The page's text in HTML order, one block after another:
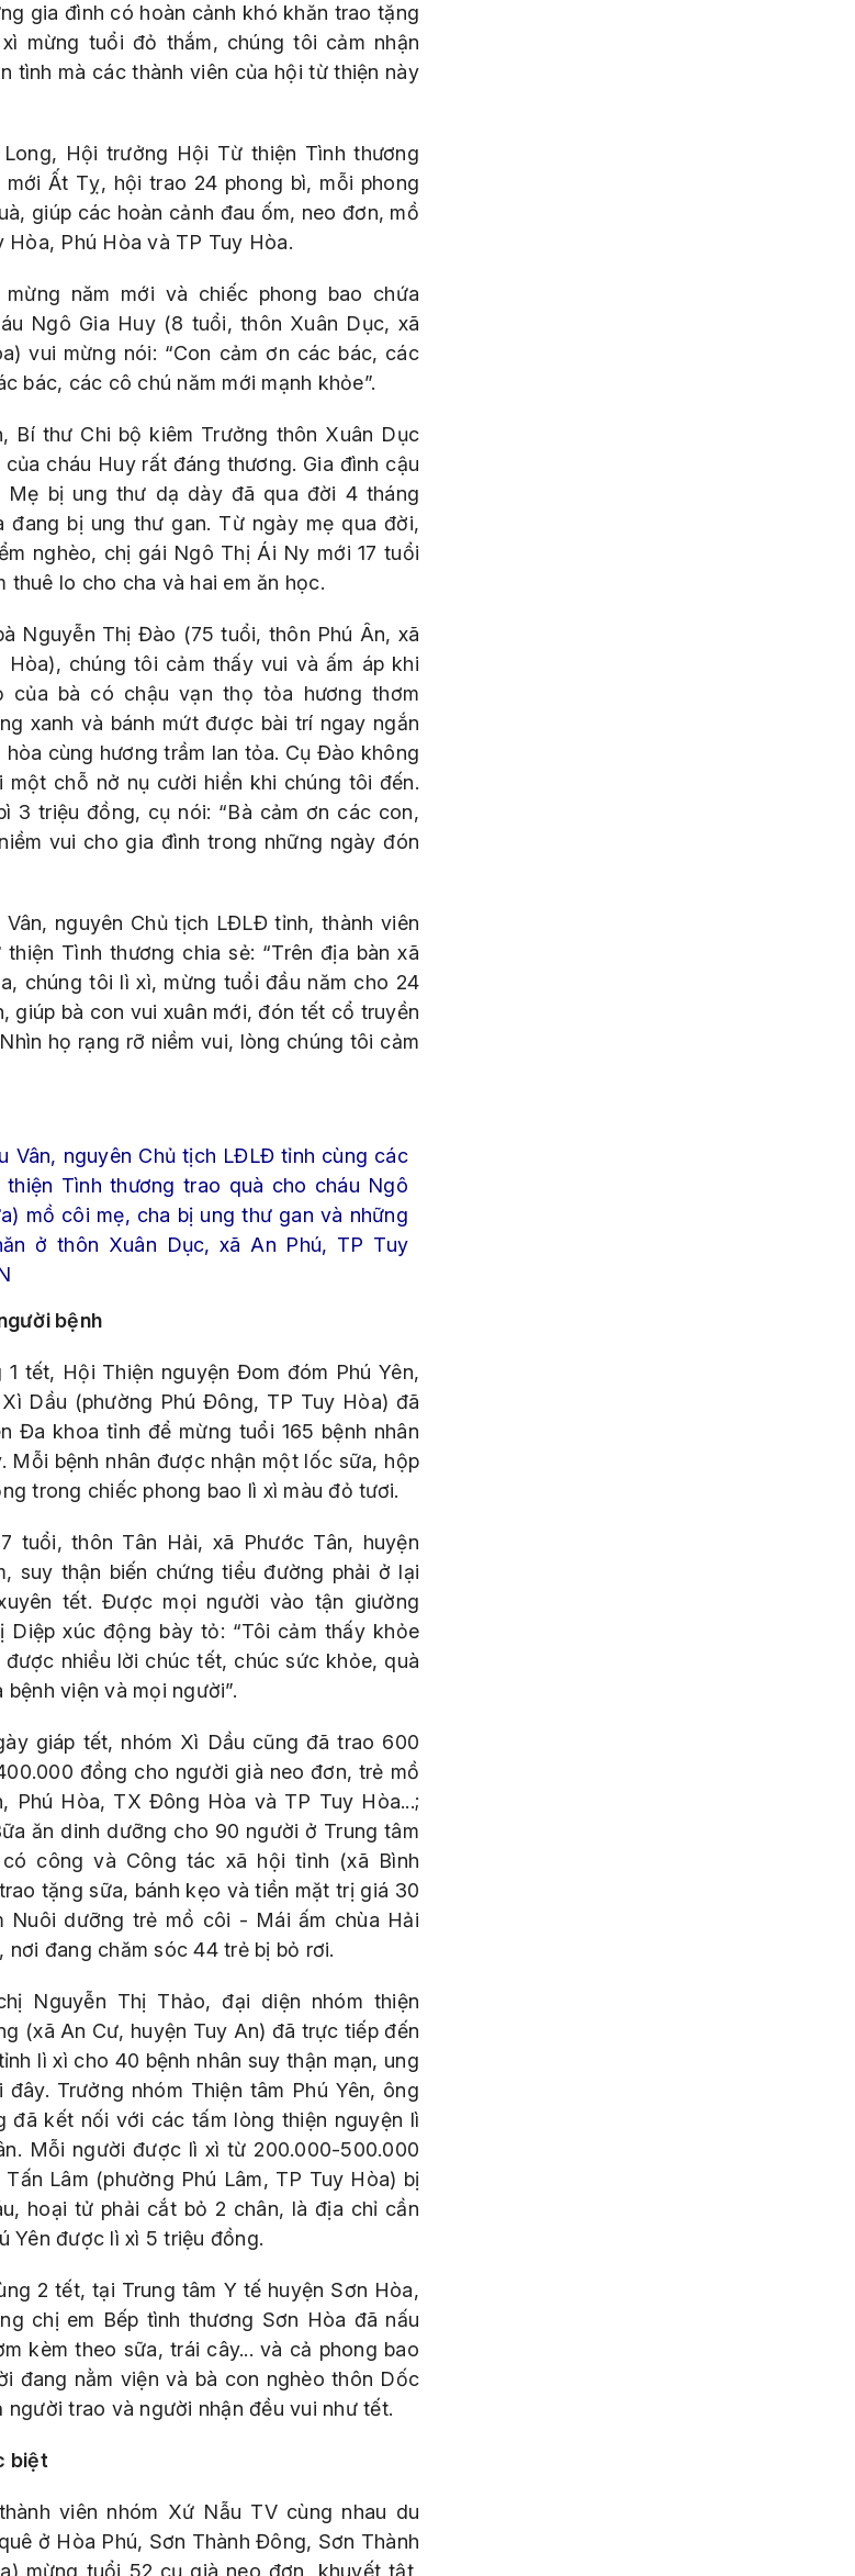
gia đình có hoàn cảnh khó khăn trao tặng
mừng tuổi đỏ thắm, chúng tôi cảm nhận
tình mà các thành viên của hội từ thiện này
Hội trưởng Hội Từ thiện Tình thương
mới Ất Tỵ, hội trao 24 phong bì, mỗi phong
giúp các hoàn cảnh đau ốm, neo đơn, mồ
Hòa, Phú Hòa và TP Tuy Hòa.
năm mới và chiếc phong bao chứa
Ngô Gia Huy (8 tuổi, thôn Xuân Dục, xã
vui mừng nói: “Con cảm ơn các bác, các
bác, các cô chú năm mới mạnh khỏe”.
Bí thư Chi bộ kiêm Trưởng thôn Xuân Dục
cháu Huy rất đáng thương. Gia đình cậu
Mẹ bị ung thư dạ dày đã qua đời 4 tháng
đang bị ung thư gan. Từ ngày mẹ qua đời,
nghèo, chị gái Ngô Thị Ái Ny mới 17 tuổi
thuê lo cho cha và hai em ăn học.
Nguyễn Thị Đào (75 tuổi, thôn Phú Ân, xã
Hòa), chúng tôi cảm thấy vui và ấm áp khi
của bà có chậu vạn thọ tỏa hương thơm
xanh và bánh mứt được bài trí ngay ngắn
cùng hương trầm lan tỏa. Cụ Đào không
chỗ nở nụ cười hiền khi chúng tôi đến.
3 triệu đồng, cụ nói: “Bà cảm ơn các con,
vui cho gia đình trong những ngày đón
Vân, nguyên Chủ tịch LĐLĐ tỉnh, thành viên
Tình thương chia sẻ: “Trên địa bàn xã
chúng tôi lì xì, mừng tuổi đầu năm cho 24
giúp bà con vui xuân mới, đón tết cổ truyền
họ rạng rỡ niềm vui, lòng chúng tôi cảm
Vân, nguyên Chủ tịch LĐLĐ tỉnh cùng các
Tình thương trao quà cho cháu Ngô
mồ côi mẹ, cha bị ung thư gan và những
ở thôn Xuân Dục, xã An Phú, TP Tuy
bệnh
1 tết, Hội Thiện nguyện Đom đóm Phú Yên,
Dầu (phường Phú Đông, TP Tuy Hòa) đã
Đa khoa tỉnh để mừng tuổi 165 bệnh nhân
Mỗi bệnh nhân được nhận một lốc sữa, hộp
trong chiếc phong bao lì xì màu đỏ tươi.
tuổi, thôn Tân Hải, xã Phước Tân, huyện
suy thận biến chứng tiểu đường phải ở lại
tết. Được mọi người vào tận giường
Diệp xúc động bày tỏ: “Tôi cảm thấy khỏe
được nhiều lời chúc tết, chúc sức khỏe, quà
viện và mọi người”.
giáp tết, nhóm Xì Dầu cũng đã trao 600
đồng cho người già neo đơn, trẻ mồ
Phú Hòa, TX Đông Hòa và TP Tuy Hòa...;
ăn dinh dưỡng cho 90 người ở Trung tâm
công và Công tác xã hội tỉnh (xã Bình
tặng sữa, bánh kẹo và tiền mặt trị giá 30
Nuôi dưỡng trẻ mồ côi - Mái ấm chùa Hải
nơi đang chăm sóc 44 trẻ bị bỏ rơi.
Nguyễn Thị Thảo, đại diện nhóm thiện
(xã An Cư, huyện Tuy An) đã trực tiếp đến
lì xì cho 40 bệnh nhân suy thận mạn, ung
Trưởng nhóm Thiện tâm Phú Yên, ông
đã kết nối với các tấm lòng thiện nguyện lì
Mỗi người được lì xì từ 200.000-500.000
Lâm (phường Phú Lâm, TP Tuy Hòa) bị
hoại tử phải cắt bỏ 2 chân, là địa chỉ cần
Yên được lì xì 5 triệu đồng.
2 tết, tại Trung tâm Y tế huyện Sơn Hòa,
chị em Bếp tình thương Sơn Hòa đã nấu
kèm theo sữa, trái cây... và cả phong bao
đang nằm viện và bà con nghèo thôn Dốc
người trao và người nhận đều vui như tết.
biệt
viên nhóm Xứ Nẫu TV cùng nhau du
ở Hòa Phú, Sơn Thành Đông, Sơn Thành
mừng tuổi 52 cụ già neo đơn, khuyết tật,